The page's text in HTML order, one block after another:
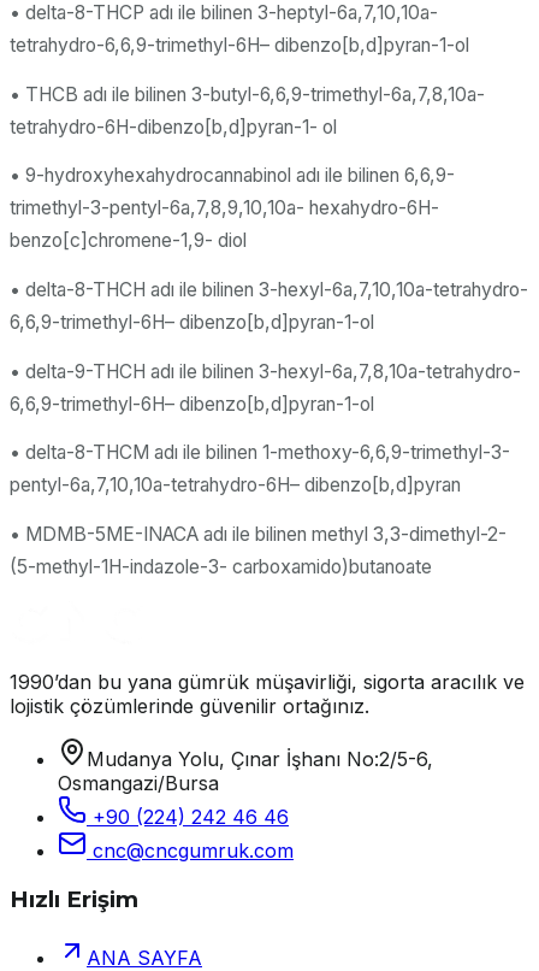
• delta-8-THCP adı ile bilinen 3-heptyl-6a,7,10,10a-
tetrahydro-6,6,9-trimethyl-6 H– dibenzo[b,d]pyran-1-ol
• THCB adı ile bilinen 3-butyl-6,6,9-trimethyl-6a,7,8,10a-
tetrahydro-6H-dibenzo[b,d]pyran-1- ol
• 9-hydroxyhexahydrocannabinol adı ile bilinen 6,6,9-
trimethyl-3-pentyl-6a,7,8,9,10,10a- hexahydro-6 H-
benzo[c]chromene-1,9- diol
• delta-8-THCH adı ile bilinen 3-hexyl-6a,7,10,10a-tetrahydro-
6,6,9-trimethyl-6H– dibenzo[b,d]pyran-1-ol
• delta-9-THCH adı ile bilinen 3-hexyl-6a,7,8,10a-tetrahydro-
6,6,9-trimethyl-6H– dibenzo[b,d]pyran-1-ol
• delta-8-THCM adı ile bilinen 1-methoxy-6,6,9-trimethyl-3-
pentyl-6a,7,10,10a-tetrahydro-6 H– dibenzo[b,d]pyran
• MDMB-5ME-INACA adı ile bilinen methyl 3,3-dimethyl-2-
(5-methyl-1H-indazole-3- carboxamido)butanoate
1990’dan bu yana gümrük müşavirliği, sigorta aracılık ve
lojistik çözümlerinde güvenilir ortağınız.
Mudanya Yolu, Çınar İşhanı No:2/5-6,
Osmangazi/Bursa
+90 (224) 242 46 46
cnc@cncgumruk.com
Hızlı Erişim
ANA SAYFA